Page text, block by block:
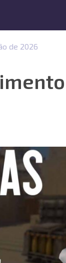
de 2026